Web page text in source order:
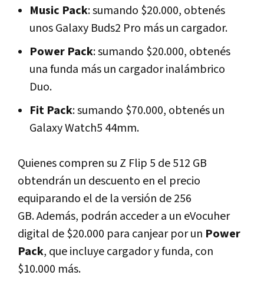
Music Pack: sumando $20.000, obtenés
unos Galaxy Buds2 Pro más un cargador.
Power Pack: sumando $20.000, obtenés
una funda más un cargador inalámbrico
Duo.
Fit Pack: sumando $70.000, obtenés un
Galaxy Watch5 44mm.
Quienes compren su Z Flip 5 de 512 GB
obtendrán un descuento en el precio
equiparando el de la versión de 256
GB. Además, podrán acceder a un eVocuher
digital de $20.000 para canjear por un Power
Pack, que incluye cargador y funda, con
$10.000 más.